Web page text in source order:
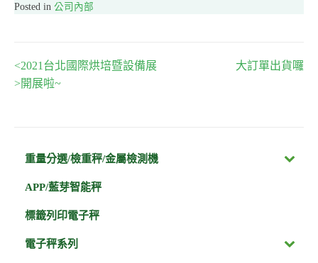
Posted in 公司內部
文
覽
<2021台北國際烘培暨設備展
>開展啦~
大訂單出貨囉
重量分選/檢重秤/金屬檢測機
APP/藍芽智能秤
標籤列印電子秤
電子秤系列